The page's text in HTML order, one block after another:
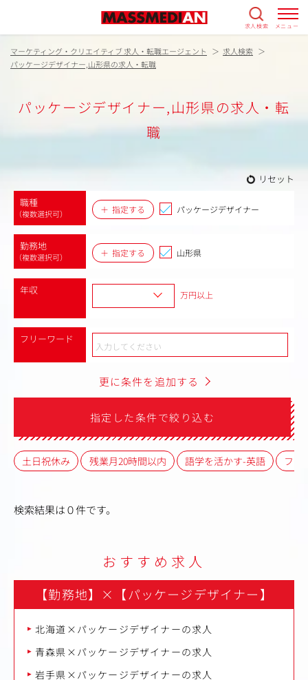
求人検索 メニュー
マーケティング・クリエイティブ 求人・転職エージェント
求人検索
パッケージデザイナー,山形県の求人・転職
パッケージデザイナー,山形県の求人・転
職
リセット
職種
（複数選択可） 指定する パッケージデザイナー
勤務地
（複数選択可） 指定する 山形県
年収 万円以上
フリーワード
更に条件を追加する
指定した条件で絞り込む
土日祝休み 残業月20時間以内 語学を活かす-英語 フレ
検索結果は０件です。
おすすめ求人
【勤務地】 × 【パッケージデザイナー】
北海道×パッケージデザイナーの求人
青森県×パッケージデザイナーの求人
岩手県×パッケージデザイナーの求人